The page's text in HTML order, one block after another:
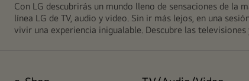
Con LG descubrirás un mundo lleno de sensaciones de la
línea LG de TV, audio y video. Sin ir más lejos, en una
vivir una experiencia inigualable. Descubre las